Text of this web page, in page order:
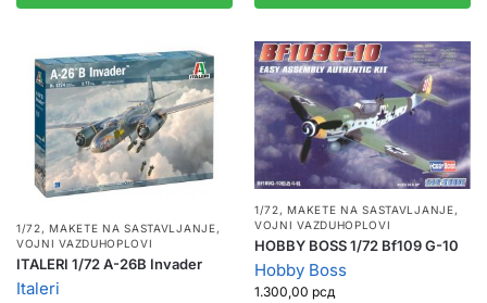
1/72, MAKETE NA SASTAVLJANJE,
VOJNI VAZDUHOPLOVI
ITALERI 1/72 A-26B Invader
Italeri
1/72,MAKETE NA SASTAVLJANJE,
VOJNI VAZDUHOPLOVI
HOBBY BOSS 1/72 Bf109 G-10
Hobby Boss
1.300,00 рсд